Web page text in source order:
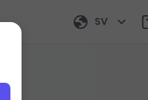
SV